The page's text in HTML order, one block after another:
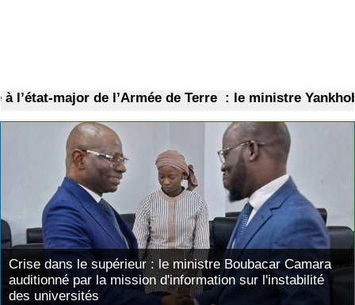
major de l’Armée de Terre : le ministre Yankhoba
Crise dans le supérieur : le ministre Boubacar Camara
auditionné par la mission d'information sur l'instabilité
des universités